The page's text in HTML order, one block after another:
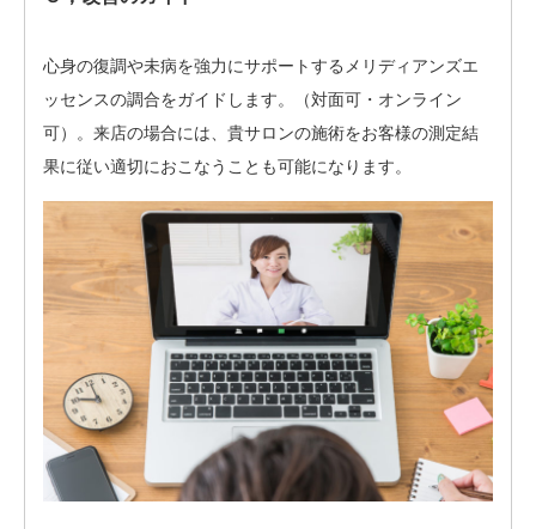
心身の復調や未病を強力にサポートするメリディアンズエ
ッセンスの調合をガイドします。（対面可・オンライン
可）。来店の場合には、貴サロンの施術をお客様の測定結
果に従い適切におこなうことも可能になります。